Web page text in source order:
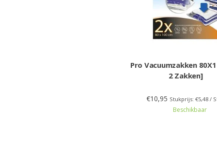
Pro Vacuumzakken
2 Zakken]
€10,95 Stukprijs: €5,48 /
Beschikbaar